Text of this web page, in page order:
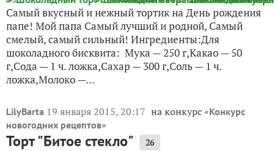
Самый вкусный и нежный тортик на День рождения
папе! Мой папа Самый лучший и родной, Самый
смелый, самый сильный! Ингредиенты:Для
шоколадного бисквита: Мука — 250 г,Какао — 50
г,Сода — 1 ч. ложка,Сахар — 300 г,Соль — 1 ч.
ложка,Молоко —...
LilyBarta 19 января 2015, 20:17 на конкурс «Конкурс
новогодних рецептов»
Торт "Битое стекло" 26